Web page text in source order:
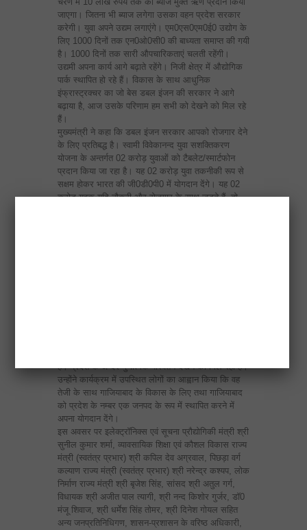
जाएगा। जितना भी ब्याज लगेगा उसका वहन प्रदेश सरकार
करेगी। युवा अपने उद्यम लगाएंगे। एम0एस0एम0ई0 उद्योग के
लिए 1000 दिनों तक एन0ओ0सी0 की बाध्यता समाप्त की गयी
है। 1000 दिनों तक सारी औपचारिकताएं चलती रहेंगी।
उद्यमी अपना कार्य आगे बढ़ाते रहेंगे। निजी क्षेत्र में औद्योगिक
पार्क स्थापित हो रहे हैं। विकास के साथ आधुनिक
इंफ्रास्ट्रक्चर का जो बेस डबल इंजन की सरकार ने आगे
बढ़ाया है, आज उसके परिणाम हम सभी को देखने को मिल रहे
हैं।
मुख्यमंत्री ने कहा कि डबल इंजन सरकार आपको रोजगार देने
के लिए प्रतिबद्ध है। स्वामी विवेकानन्द युवा सशक्तिकरण
योजना के अन्तर्गत 02 करोड़ युवाओं को टैबलेट/स्मार्टफोन
प्रदान किया जा रहा है। यह 02 करोड़ युवा तकनीकी रूप से
सक्षम होकर भारत की जी0डी0पी0 में योगदान देंगे। यह 02
करोड़ युवक यदि नौकरी और रोजगार के साथ जुड़ते हैं, तो
है। प्रदेश के अन्दर गुणात्मक परिवर्तन देखने को मिल रहा है।
उन्होंने कार्यक्रम में उपस्थित लोगों का आह्वान किया कि वह
तेजी के साथ गाजियाबाद के विकास के लिए तथा गाजियाबाद
को प्रदेश के नम्बर एक जनपद के रूप में स्थापित करने में
अपना योगदान देंगे।
इस अवसर पर इलेक्ट्रॉनिक्स एवं सूचना प्रौद्योगिकी मंत्री श्री
सुनील कुमार शर्मा, व्यावसायिक शिक्षा एवं कौशल विकास राज्य
मंत्री (स्वतंत्र प्रभार) श्री कपिल देव अग्रवाल, पिछड़ा वर्ग
कल्याण राज्य मंत्री (स्वतंत्र प्रभार) श्री नरेन्द्र कश्यप, लोक
निर्माण राज्य मंत्री श्री बृजेश सिंह, सांसद श्री अतुल गर्ग,
विधायक श्री अजीत पाल त्यागी, श्री नन्द किशोर गुर्जर, डॉ0
मंजू शिवाज, श्री धर्मेश सिंह तोमर, श्री दिनेश गोयल सहित
अन्य जनप्रतिनिधिगण, शासन-प्रशासन के वरिष्ठ अधिकारी,